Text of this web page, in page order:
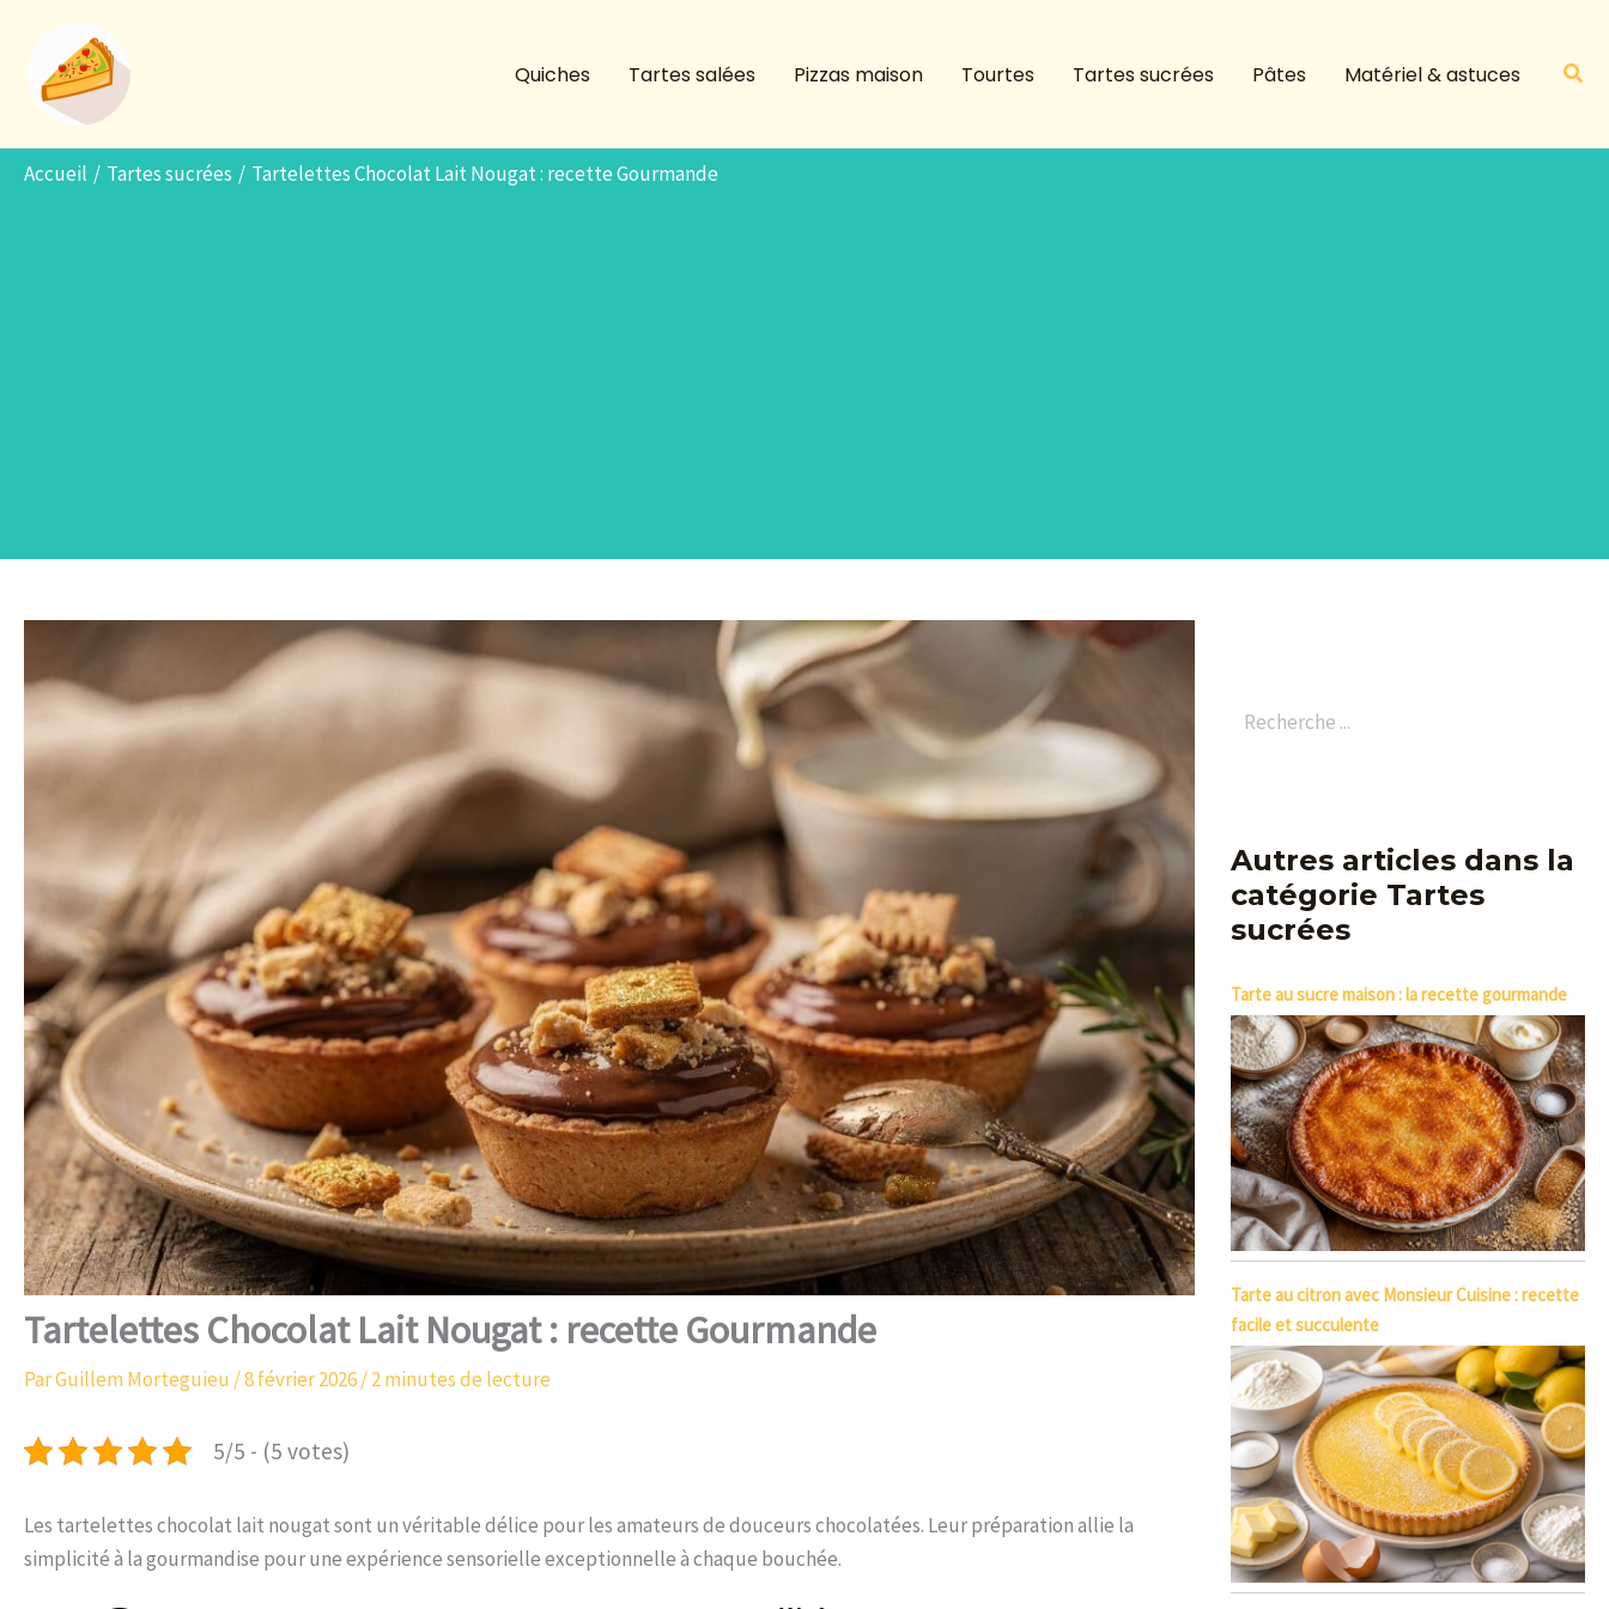
contenu
Quiches Tartes salées Pizzas maison Tourtes Tartes sucrées Pâtes Matériel & astuces
Accueil Tartes sucrées Tartelettes Chocolat Lait Nougat : recette Gourmande
Tartelettes Chocolat Lait Nougat : recette Gourmande
ParGuillem Morteguieu /8 février 2026/2 minutes de lecture
5/5 - (5 votes)
Les tartelettes chocolat lait nougat sont un véritable délice pour les amateurs de douceurs chocolatées. Leur préparation allie la
simplicité à la gourmandise pour une expérience sensorielle exceptionnelle à chaque bouchée.
Autres articles dans la
catégorie Tartes
sucrées
Tarte au sucre maison : la recette gourmande
Tarte au citron avec Monsieur Cuisine : recette
facile et succulente